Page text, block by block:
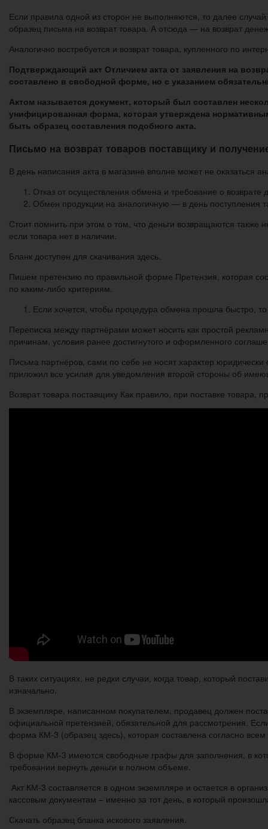
Если правила одной из сторон не выполняются, то далее
образец письма на возврат товара. А отсюда — на возврат
Аналогично востребуется и возврат товара, купленного по
Подтверждающий акт Отличием акта от заявления на
составлено в свободной форме, но с указанием
Актом называется документ, который был составлен
унифицированная форма, которая утверждена
быть образец составления подобного акта.
Письмо на возврат товаров поставщику и
В день написания акта в магазине вполне может не оказаться
Отказ от осуществления обмена и требование о
Обмен продукции на аналогичную — в день поступления
Стоит помнить при этом о том, что деньги возвращаются
если товара нет в наличии.
Бланк доступен для скачивания здесь.
Пишем претензию по правильной форме Претензия, которая
по каким-либо критериям.
Если хочется, чтобы процедура обмена прошла быстро, то
Переписка между партнёрами может носить как простой
причинам, условия ранее достигнутого и оформленного
Письма партнёров, сами по себе не носят характер
приложил все усилия для уведомления второй стороны об
Возврат товара поставщику Как правило, при поставке товара,
В таких ситуациях, не редки случаи, когда товар, который
изначально.
В экземпляре, написанном покупателем, продавец должен
официальной претензией, обязательной для рассмотрения.
форма КМ-3 (образец здесь), которая составлена согласно
В форме КМ-3 имеются свободные графы для заполнения, в
требовании вернуть деньги в полном объеме.
Акт КМ-3 составляется в одном экземпляре и остается в
кассовым документам – именно за тот день, в который
Скачать образец бланка искового заявления.